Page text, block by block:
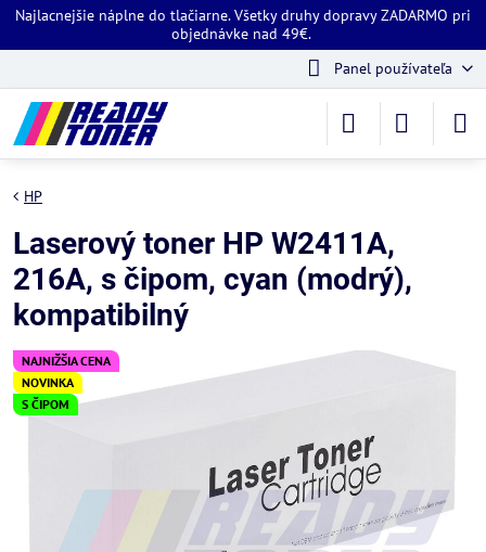
Najlacnejšie náplne do tlačiarne. Všetky druhy dopravy ZADARMO pri
objednávke nad 49€.
Panel používateľa
NAJNIŽŠIA CENA
NOVINKA
S ČIPOM
HP
Laserový toner HP W2411A,
216A, s čipom, cyan (modrý),
kompatibilný